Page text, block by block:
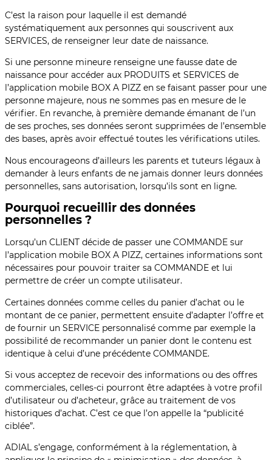
C’est la raison pour laquelle il est demandé
systématiquement aux personnes qui souscrivent aux
SERVICES, de renseigner leur date de naissance.
Si une personne mineure renseigne une fausse date de
naissance pour accéder aux PRODUITS et SERVICES de
l’application mobile BOX A PIZZ en se faisant passer pour une
personne majeure, nous ne sommes pas en mesure de le
vérifier. En revanche, à première demande émanant de l’un
de ses proches, ses données seront supprimées de l’ensemble
des bases, après avoir effectué toutes les vérifications utiles.
Nous encourageons d’ailleurs les parents et tuteurs légaux à
demander à leurs enfants de ne jamais donner leurs données
personnelles, sans autorisation, lorsqu’ils sont en ligne.
Pourquoi recueillir des données
personnelles ?
Lorsqu’un CLIENT décide de passer une COMMANDE sur
l’application mobile BOX A PIZZ, certaines informations sont
nécessaires pour pouvoir traiter sa COMMANDE et lui
permettre de créer un compte utilisateur.
Certaines données comme celles du panier d’achat ou le
montant de ce panier, permettent ensuite d’adapter l’offre et
de fournir un SERVICE personnalisé comme par exemple la
possibilité de recommander un panier dont le contenu est
identique à celui d’une précédente COMMANDE.
Si vous acceptez de recevoir des informations ou des offres
commerciales, celles-ci pourront être adaptées à votre profil
d’utilisateur ou d’acheteur, grâce au traitement de vos
historiques d’achat. C’est ce que l’on appelle la “publicité
ciblée”.
ADIAL s’engage, conformément à la réglementation, à